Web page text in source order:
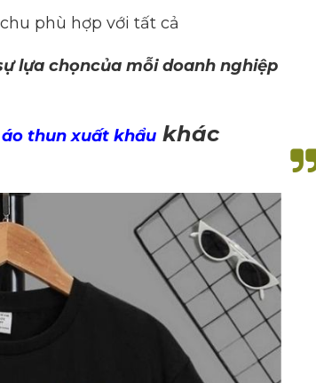
phù hợp với tất cả
lựa chọncủa mỗi doanh nghiệp
thun xuất khẩu khác